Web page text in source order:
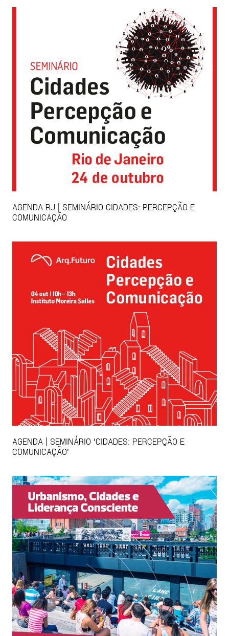
AGENDA RJ | SEMINÁRIO CIDADES: PERCEPÇÃO E
COMUNICAÇÃO
AGENDA | SEMINÁRIO 'CIDADES: PERCEPÇÃO E
COMUNICAÇÃO'